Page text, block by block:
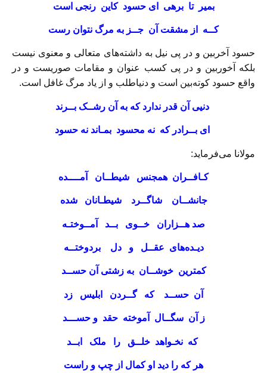
بمير تا برهی ای حسود كاين رنجی است
كــه از مشقت آن جــز به مرگ نتوان رست
حسود آخربین و در پی نيل به داشته‌های متعالی و معنوی نیست
بلکه آخوربین و در پی کسب عنوان و مقامات صوریست و در
واقع حسود کوته‌بین است و دنیاطلب و از یاد مرگ غافل است.
دنيی آن قدر ندارد كه به آن رشــک بــرند
ای بــرادر كه نه محسود بمـاند نه حسود
مولانا می‌فرماید:
كـافــران همجنس شيطــان آمــــده
جانشــان شاگــرد شيطـانان شده
صد هــزاران خــوی بــد آمــوختـه
ديـده‌های عقــل و دل بردوختــه
كمترين خوشــان به زشتی آن حســد
آن حســد كه گــردن ابليس زد
ز آن سگــال آموخته حقد و حســـد
كه نخـواهد خلــق را ملک ابــد
هر كه را ديد او كمال از چپ و راست